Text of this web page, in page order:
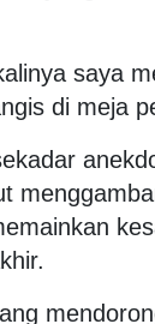
saya
di meja